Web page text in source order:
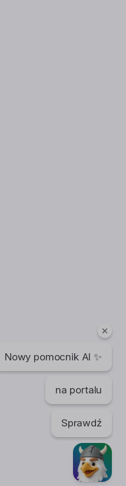
Nowy pomocnik AI ✨
na portalu
Sprawdź